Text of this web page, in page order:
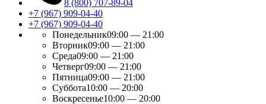
8 (800) 707-89-04
+7 (967) 909-04-40
+7 (967) 909-04-40
Понедельник09:00 — 21:00
Вторник09:00 — 21:00
Среда09:00 — 21:00
Четверг09:00 — 21:00
Пятница09:00 — 21:00
Суббота10:00 — 20:00
Воскресенье10:00 — 20:00